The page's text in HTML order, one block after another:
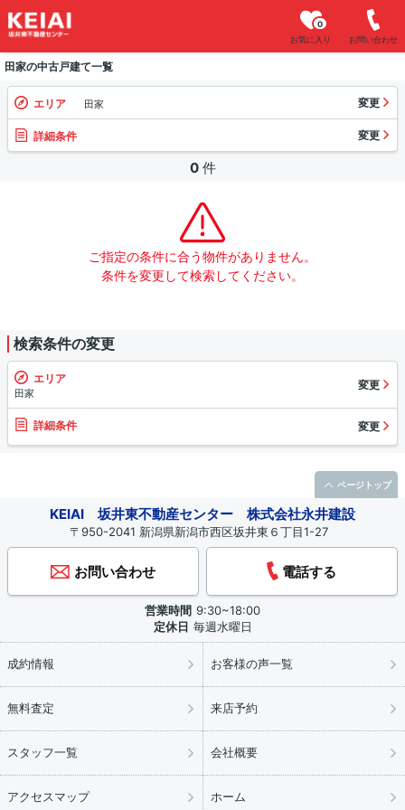
お気に入り
0
お問い合わせ
田家の中古戸建て一覧
エリア 田家 変更
詳細条件 変更
0 件
ご指定の条件に合う物件がありません。
条件を変更して検索してください。
検索条件の変更
エリア
田家
変更
詳細条件 変更
KEIAI 坂井東不動産センター 株式会社永井建設
〒950-2041 新潟県新潟市西区坂井東６丁目1-27
お問い合わせ 電話する
営業時間 9:30~18:00
定休日 毎週水曜日
成約情報 お客様の声一覧
無料査定 来店予約
スタッフ一覧 会社概要
アクセスマップ ホーム
ページトップ